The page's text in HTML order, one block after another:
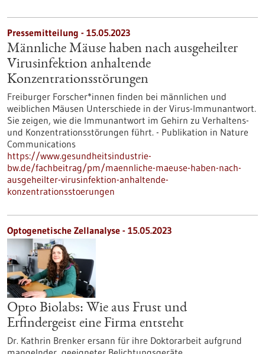
Pressemitteilung - 15.05.2023
Männliche Mäuse haben nach ausgeheilter
Virusinfektion anhaltende
Konzentrationsstörungen
Freiburger Forscher*innen finden bei männlichen und
weiblichen Mäusen Unterschiede in der Virus-Immunantwort.
Sie zeigen, wie die Immunantwort im Gehirn zu Verhaltens-
und Konzentrationsstörungen führt. - Publikation in Nature
Communications
https://www.gesundheitsindustrie-
bw.de/fachbeitrag/pm/maennliche-maeuse-haben-nach-
ausgeheilter-virusinfektion-anhaltende-
konzentrationsstoerungen
Optogenetische Zellanalyse - 15.05.2023
Opto Biolabs: Wie aus Frust und
Erfindergeist eine Firma entsteht
Dr. Kathrin Brenker ersann für ihre Doktorarbeit aufgrund